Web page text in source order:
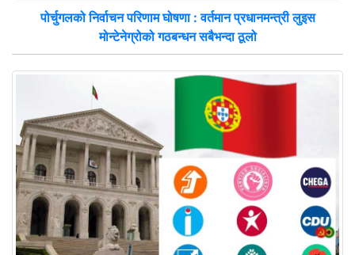
पोर्चुगलको निर्वाचन परिणाम घोषणा : वर्तमान प्रधानमन्त्री लुइस
मोन्टेनेग्रोको गठबन्धन सबैभन्दा ठूलो